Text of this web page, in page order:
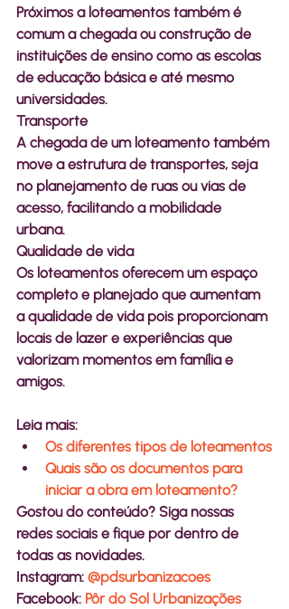
Próximos a loteamentos também é
comum a chegada ou construção de
instituições de ensino como as escolas
de educação básica e até mesmo
universidades.
Transporte
A chegada de um loteamento também
move a estrutura de transportes, seja
no planejamento de ruas ou vias de
acesso, facilitando a mobilidade
urbana.
Qualidade de vida
Os loteamentos oferecem um espaço
completo e planejado que aumentam
a qualidade de vida pois proporcionam
locais de lazer e experiências que
valorizam momentos em família e
Leia mais:
Os diferentes tipos de loteamentos
Quais são os documentos para
iniciar a obra em loteamento?
Gostou do conteúdo? Siga nossas
redes sociais e fique por dentro de
todas as novidades.
Instagram: @pdsurbanizacoes
Facebook: Pôr do Sol Urbanizações